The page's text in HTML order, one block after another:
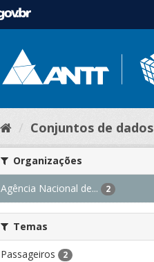
Conjuntos de dados
Organizações
Agência Nacional de... 2
Temas
Passageiros 2